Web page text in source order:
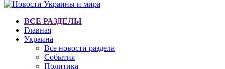
ВСЕ РАЗДЕЛЫ
Главная
Украина
Все новости раздела
События
Политика